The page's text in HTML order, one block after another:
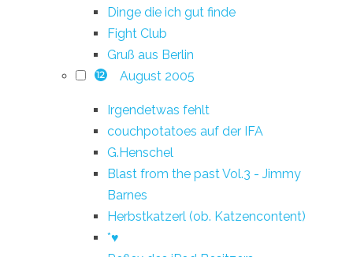
Dinge die ich gut finde
Fight Club
Gruß aus Berlin
12 August 2005
Irgendetwas fehlt
couchpotatoes auf der IFA
G.Henschel
Blast from the past Vol.3 - Jimmy
Barnes
Herbstkatzerl (ob. Katzencontent)
*♥